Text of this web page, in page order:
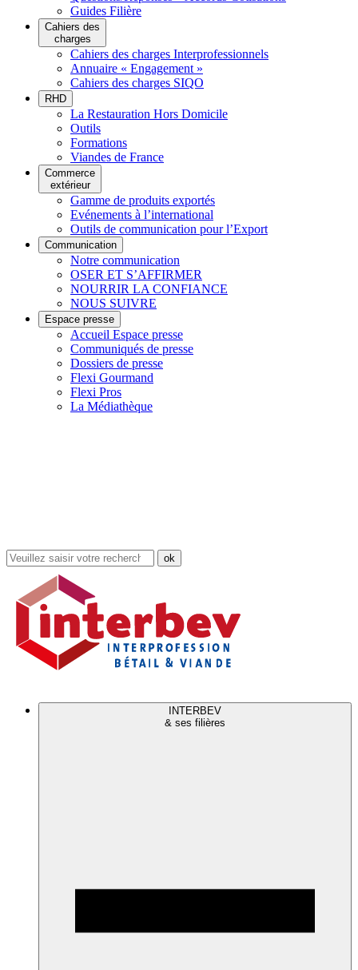
Guides Filière
Cahiers des
charges
Cahiers des charges Interprofessionnels
Annuaire « Engagement »
Cahiers des charges SIQO
RHD
La Restauration Hors Domicile
Outils
Formations
Viandes de France
Commerce
extérieur
Gamme de produits exportés
Evénements à l’international
Outils de communication pour l’Export
Communication
Notre communication
OSER ET S’AFFIRMER
NOURRIR LA CONFIANCE
NOUS SUIVRE
Espace presse
Accueil Espace presse
Communiqués de presse
Dossiers de presse
Flexi Gourmand
Flexi Pros
La Médiathèque
Rechercher
dans
site
INTERBEV
& ses filières